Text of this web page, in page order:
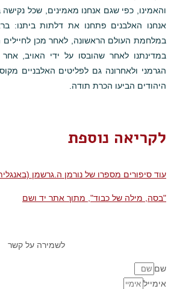
והאמינו, כפי שגם אנחנו מאמינים, שכל
אנחנו האלבנים פתחנו את דלתות ביתנו:
במלחמת העולם הראשונה, לאחר מכן לחיילים
במדינתנו לאחר שהובסו על ידי האויב, אחר
הגרמני ולאחרונה גם לפליטים האלבניים
היהודים הביעו הכרת תודה.
לקריאה נוספת
עוד סיפורים מספרו של נורמן ה.גרשמן
"בסה, מילה של כבוד", מתוך אתר יד ושם
לשמירה על קשר
שם
אימייל